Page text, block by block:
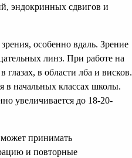
эндокринных сдвигов и
особенно вдаль. Зрение
линз. При работе на
глазах, в области лба и висков.
в начальных классах школы.
увеличивается до 18-20-
может принимать
и повторные